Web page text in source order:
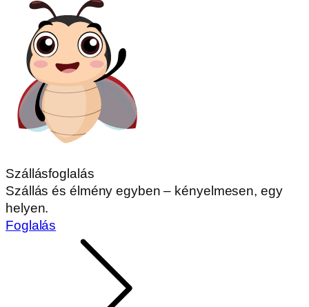
Szállásfoglalás
Szállás és élmény egyben – kényelmesen, egy
helyen.
Foglalás